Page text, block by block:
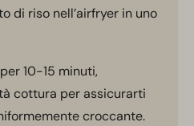
di riso nell’airfryer in uno
10-15 minuti,
cottura per assicurarti
croccante.